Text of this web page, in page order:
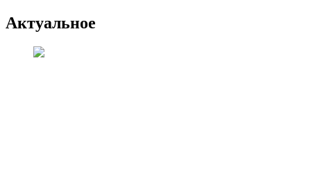
Актуальное